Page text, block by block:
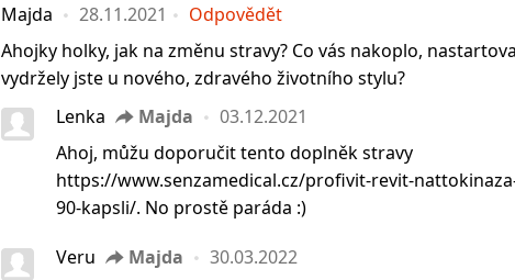
Majda
28.11.2021
Odpovědět
Ahojky holky, jak na změnu stravy? Co vás nakoplo,
vydržely jste u nového, zdravého životního stylu?
Lenka
Majda
03.12.2021
Ahoj, můžu doporučit tento doplněk stravy
https://www.senzamedical.cz/profivit-revit-
90-kapsli/. No prostě paráda :)
Veru Majda
30.03.2022